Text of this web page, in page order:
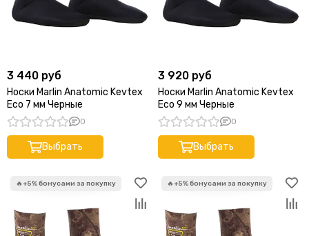
Head
КАМПО
KatranSub
Akuana
3 440 руб
Носки Marlin Anatomic Kevtex
Eco 7 мм Черные
0
Выбрать
3 920 руб
Носки Marlin Anatomic Kevtex
Eco 9 мм Черные
0
Выбрать